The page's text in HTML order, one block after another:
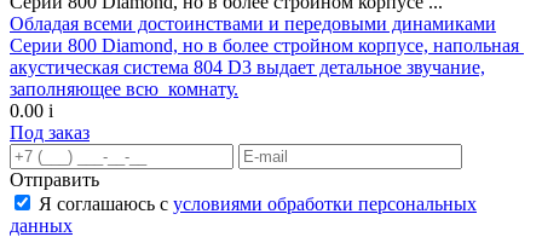
Обладая всеми достоинствами и передовыми динамиками
Серии 800 Diamond, но в более стройном корпусе, напольная
акустическая система 804 D3 выдает детальное звучание,
заполняющее всю комнату.
0.00 i
Под заказ
Отправить
Я соглашаюсь с условиями обработки персональных
данных